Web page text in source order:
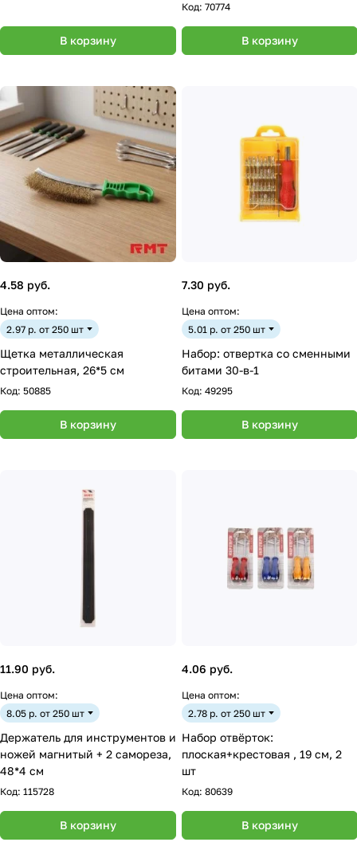
В корзину
Код: 70774
В корзину
4.58 руб.
Цена оптом:
2.97 р. от 250 шт
Щетка металлическая
строительная, 26*5 см
Код: 50885
В корзину
7.30 руб.
Цена оптом:
5.01 р. от 250 шт
Набор: отвертка со сменными
битами 30-в-1
Код: 49295
В корзину
11.90 руб.
Цена оптом:
8.05 р. от 250 шт
Держатель для инструментов и
ножей магнитый + 2 самореза,
48*4 см
Код: 115728
В корзину
4.06 руб.
Цена оптом:
2.78 р. от 250 шт
Набор отвёрток:
плоская+крестовая , 19 см, 2
шт
Код: 80639
В корзину